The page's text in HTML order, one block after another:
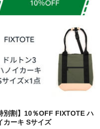
別割】10％OFF FIXTOTE ハ
カーキ Sサイズ